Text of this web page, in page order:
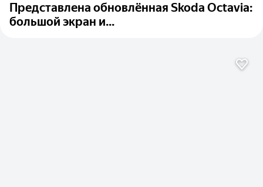
Представлена обновлённая Skoda Octavia:
большой экран и...